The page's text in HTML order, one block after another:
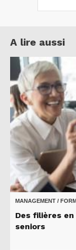
A lire aussi
MANAGEMENT /
Des filières
seniors